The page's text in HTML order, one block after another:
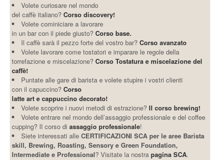
Volete curiosare nel mondo
del caffè italiano? Corso discovery!
Volete cominiciare a lavorare
in un bar con il piede giusto? Corso base.
Il caffè sarà il pezzo forte del vostro bar?Corso avanzato
Volete lavorare come tostatori e imparare le regole della
torrefazione e miscelazione?Corso Tostatura e miscelazione del
caffè!
Puntate alle gare di barista e volete stupire i vostri clienti
con il capuccino?Corso
latte art e cappuccino decorato!
Volete scoprire i nuovi metodi di estrazione?Il corso brewing!
Volete entrare nel mondo dell’assaggio professionale e del coffee
cupping? Il corso diassaggio professionale!
Siete interessati alleCERTIFICAZIONI SCA per le aree Barista
skill, Brewing, Roasting, Sensory e Green Foundation,
Intermediate e Professional? Visitate la nostrapagina SCA.